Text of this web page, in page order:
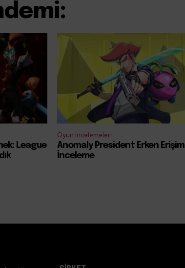
League
Oyun İncelemeleri
Anomaly President Erken Erişim
İnceleme